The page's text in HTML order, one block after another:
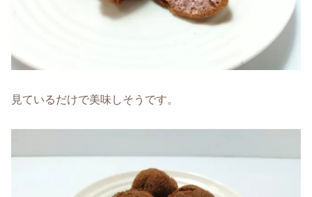
見ているだけで美味しそうです。